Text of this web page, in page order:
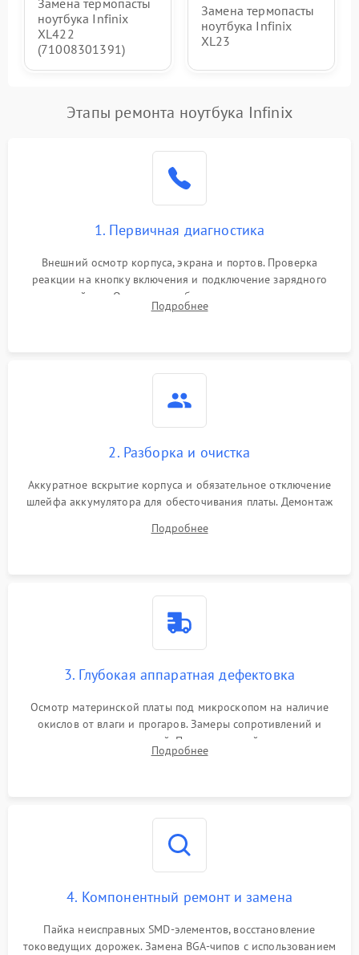
ноутбука Infinix
XL422
(71008301391)
Замена термопасты
ноутбука Infinix
XL23
Этапы ремонта ноутбука Infinix
1. Первичная диагностика
Внешний осмотр корпуса, экрана и портов. Проверка
реакции на кнопку включения и подключение зарядного
устройства. Оценка потребления тока с помощью
лабораторного блока питания для локализации проблемы.
Подробнее
2. Разборка и очистка
Аккуратное вскрытие корпуса и обязательное отключение
шлейфа аккумулятора для обесточивания платы. Демонтаж
высохшей термопасты с кристаллов чипов.
Подробнее
3. Глубокая аппаратная дефектовка
Осмотр материнской платы под микроскопом на наличие
окислов от влаги и прогаров. Замеры сопротивлений и
дежурных напряжений. Проверка цепей питания,
мультиконтроллера, процессора и видеочипа.
Подробнее
4. Компонентный ремонт и замена
Пайка неисправных SMD-элементов, восстановление
токоведущих дорожек. Замена BGA-чипов с использованием